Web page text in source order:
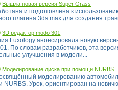
Вышла новая версия Super Grass
и подготовлена к
плагина 3ds max для создания
3D редактор modo 301
Luxology анонсировала новую
По словам разработчиков, эта
улучшения в модели...
Моделирование диска при помощи NURBS
моделированию
NURBS. Урок, ориентирован на